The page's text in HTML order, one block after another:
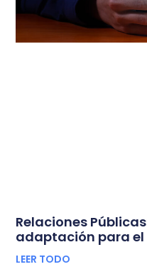
Relaciones
adaptación para
LEER TODO